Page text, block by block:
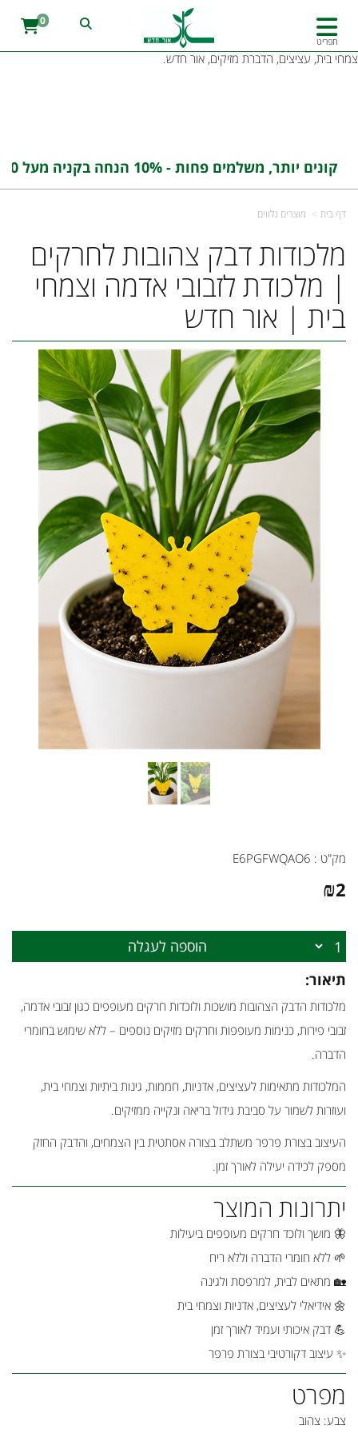
מלכודות דבק צהובות ללכידת זבובי אדמה, זבובי פירות וחרקים מעופפים. פתרון
יעיל ללא חומרי הדברה, מתאים לעציצים, אדניות וגינות ביתיות. מלכודת דבק
צהובה, מלכודת לחרקים, זבובי אדמה, זבובי פירות, הגנה על צמחים, אביזרי גינון,
צמחי בית, עציצים, הדברת מזיקים, אור חדש.
תפריט
0
קונים יותר, משלמים פחות - 10% הנחה בקניה מעל 100 ש''ח בהזנת הקוד : אורחדש10
דף בית מוצרים נלווים
מלכודות דבק צהובות לחרקים
| מלכודת לזבובי אדמה וצמחי
בית | אור חדש
מק"ט : E6PGFWQAO6
₪2
הוספה לעגלה
תיאור:
מלכודות הדבק הצהובות מושכות ולוכדות חרקים מעופפים כגון זבובי אדמה,
זבובי פירות, כנימות מעופפות וחרקים מזיקים נוספים – ללא שימוש בחומרי
הדברה.
המלכודות מתאימות לעציצים, אדניות, חממות, גינות ביתיות וצמחי בית,
ועוזרות לשמור על סביבת גידול בריאה ונקייה ממזיקים.
העיצוב בצורת פרפר משתלב בצורה אסתטית בין הצמחים, והדבק החזק
מספק לכידה יעילה לאורך זמן.
יתרונות המוצר
🦋 מושך ולוכד חרקים מעופפים ביעילות
🌱 ללא חומרי הדברה וללא ריח
🏡 מתאים לבית, למרפסת ולגינה
🌼 אידיאלי לעציצים, אדניות וצמחי בית
💪 דבק איכותי ועמיד לאורך זמן
✨ עיצוב דקורטיבי בצורת פרפר
מפרט
צבע: צהוב